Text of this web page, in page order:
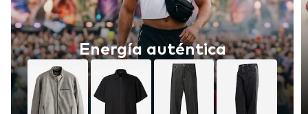
Energía auténtica